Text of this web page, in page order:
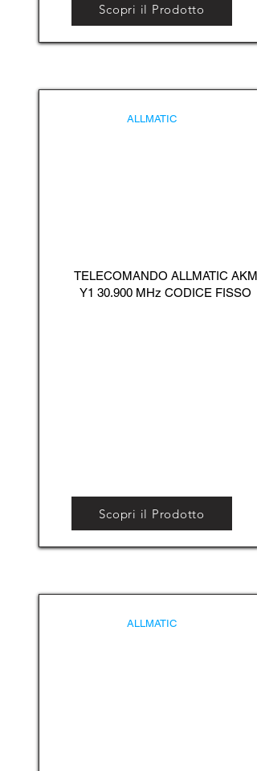
Scopri il Prodotto
ALLMATIC
TELECOMANDO ALLMATIC AKM
Y1 30.900 MHz CODICE FISSO
Scopri il Prodotto
ALLMATIC